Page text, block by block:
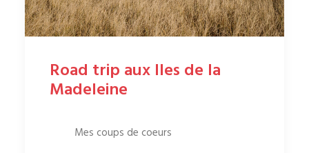
Road trip aux Iles de la
Madeleine
Mes coups de coeurs